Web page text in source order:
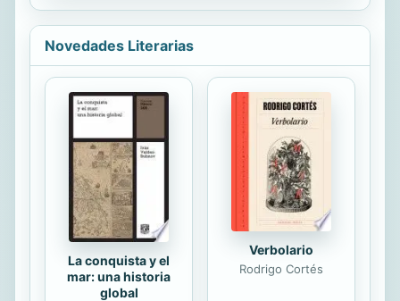
eyelids covered with bone!
club like a weapon! Plus,...
Novedades Literarias
La conquista y el
mar: una historia
global
Verbolario
Rodrigo Cortés